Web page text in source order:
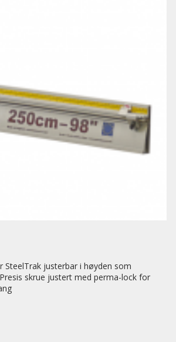
SteelTrak justerbar i høyden som
skrue justert med perma-lock for